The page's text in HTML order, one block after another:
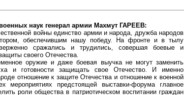
наук генерал армии Махмут ГАРЕЕВ:
войны единство армии и народа, дружба народов
обеспечившим нашу победу. На фронте и в тылу
сражались и трудились, совершая боевые и
своего Отечества.
оружие и даже боевая выучка не могут заменить
и готовности защищать свое Отечество. И именно
отношение к защите Отечества и отношение к военной
мероприятиях предстоящей выставки-форума главное
роли общества в патриотическом воспитании граждан